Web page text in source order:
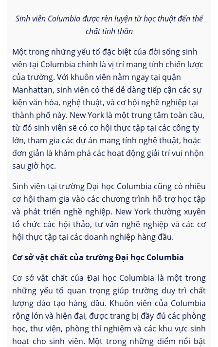
Sinh viên Columbia được rèn luyện từ học thuật đến thể
chất tinh thần
Một trong những yếu tố đặc biệt của đời sống sinh
viên tại Columbia chính là vị trí mang tính chiến lược
của trường. Với khuôn viên nằm ngay tại quận
Manhattan, sinh viên có thể dễ dàng tiếp cận các sự
kiện văn hóa, nghệ thuật, và cơ hội nghề nghiệp tại
thành phố này. New York là một trung tâm toàn cầu,
từ đó sinh viên sẽ có cơ hội thực tập tại các công ty
lớn, tham gia các dự án mang tính nghệ thuật, hoặc
đơn giản là khám phá các hoạt động giải trí vui nhộn
sau giờ học.
Sinh viên tại trường Đại học Columbia cũng có nhiều
cơ hội tham gia vào các chương trình hỗ trợ học tập
và phát triển nghề nghiệp. New York thường xuyên
tổ chức các hội thảo, tư vấn nghề nghiệp và các cơ
hội thực tập tại các doanh nghiệp hàng đầu.
Cơ sở vật chất của trường Đại học Columbia
Cơ sở vật chất của Đại học Columbia là một trong
những yếu tố quan trọng giúp trường duy trì chất
lượng đào tạo hàng đầu. Khuôn viên của Columbia
rộng lớn và hiện đại, được trang bị đầy đủ các phòng
học, thư viện, phòng thí nghiệm và các khu vực sinh
hoạt cho sinh viên. Một trong những điểm nổi bật